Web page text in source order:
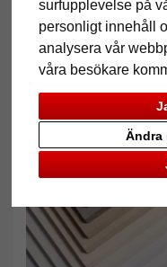
surfupplevelse på
personligt innehåll
analysera vår
våra besökare
Ändra